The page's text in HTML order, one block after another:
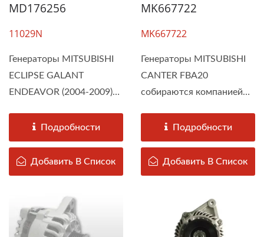
MD176256
11029N
Генераторы MITSUBISHI
ECLIPSE GALANT
ENDEAVOR (2004-2009)
Подробности
Добавить В Список
MK667722
MK667722
Генераторы MITSUBISHI
CANTER FBA20
собираются компанией
соответствии...
Подробности
Добавить В Список